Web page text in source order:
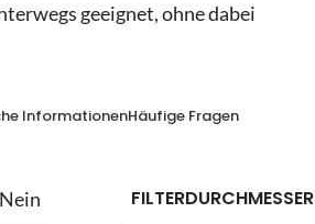
geeignet, ohne dabei
InformationenHäufige Fragen
Nein FILTERDURCHMESSER